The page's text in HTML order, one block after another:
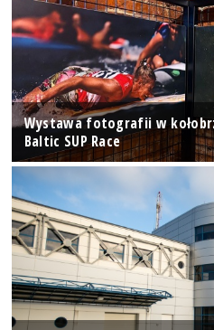
Wystawa fotografii w
Baltic SUP Race